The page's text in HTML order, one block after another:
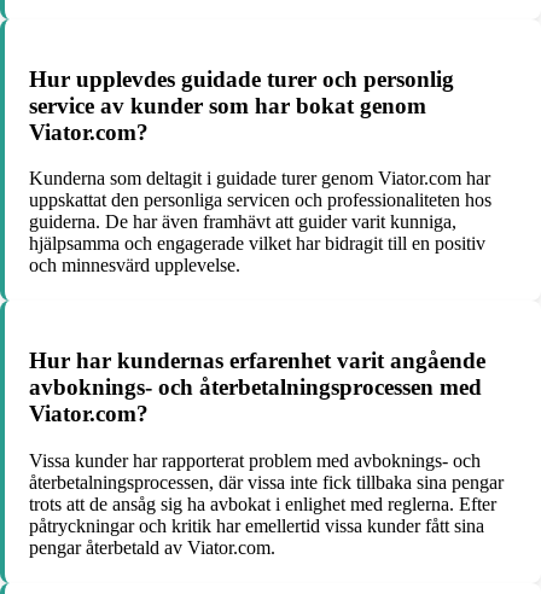
Hur upplevdes guidade turer och personlig
service av kunder som har bokat genom
Viator.com?
Kunderna som deltagit i guidade turer genom Viator.com har
uppskattat den personliga servicen och professionaliteten hos
guiderna. De har även framhävt att guider varit kunniga,
hjälpsamma och engagerade vilket har bidragit till en positiv
och minnesvärd upplevelse.
Hur har kundernas erfarenhet varit angående
avboknings- och återbetalningsprocessen med
Viator.com?
Vissa kunder har rapporterat problem med avboknings- och
återbetalningsprocessen, där vissa inte fick tillbaka sina pengar
trots att de ansåg sig ha avbokat i enlighet med reglerna. Efter
påtryckningar och kritik har emellertid vissa kunder fått sina
pengar återbetald av Viator.com.